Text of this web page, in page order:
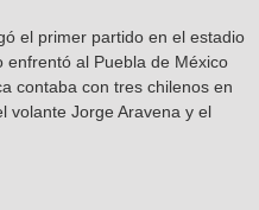
el primer partido en el estadio
enfrentó al Puebla de México
contaba con tres chilenos en
volante Jorge Aravena y el